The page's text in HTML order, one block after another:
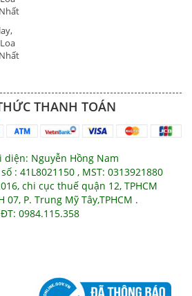
THANH TOÁN
diện: Nguyễn Hồng Nam
: 41L8021150 , MST: 0313921880
chi cục thuế quận 12, TPHCM
07, P. Trung Mỹ Tây,TPHCM .
0984.115.358